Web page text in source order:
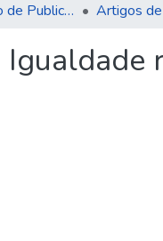
Navegar por Tipo de Publicação Artigos
Igualdade